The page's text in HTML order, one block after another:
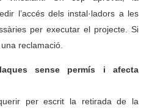
l’accés dels instal·ladors a les
per executar el projecte. Si
reclamació.
sense permís i afecta
per escrit la retirada de la